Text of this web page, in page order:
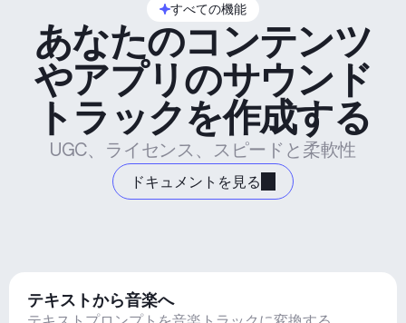
すべての機能
あなたのコンテンツ
やアプリのサウンド
トラックを作成する
UGC、ライセンス、スピードと柔軟性
ドキュメントを見る
テキストから音楽へ